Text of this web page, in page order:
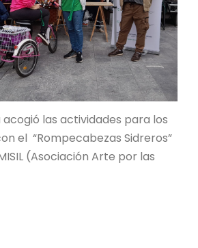
acogió las actividades para los
el “Rompecabezas Sidreros”
(Asociación Arte por las